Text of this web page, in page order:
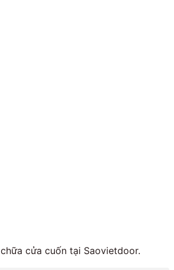
cửa cuốn tại Saovietdoor.